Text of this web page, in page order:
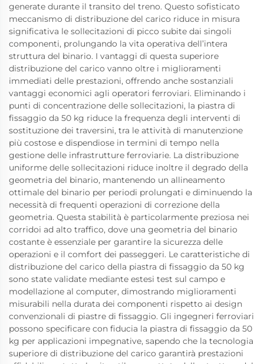
generate durante il transito del treno. Questo sofisticato
meccanismo di distribuzione del carico riduce in misura
significativa le sollecitazioni di picco subite dai singoli
componenti, prolungando la vita operativa dell’intera
struttura del binario. I vantaggi di questa superiore
distribuzione del carico vanno oltre i miglioramenti
immediati delle prestazioni, offrendo anche sostanziali
vantaggi economici agli operatori ferroviari. Eliminando i
punti di concentrazione delle sollecitazioni, la piastra di
fissaggio da 50 kg riduce la frequenza degli interventi di
sostituzione dei traversini, tra le attività di manutenzione
più costose e dispendiose in termini di tempo nella
gestione delle infrastrutture ferroviarie. La distribuzione
uniforme delle sollecitazioni riduce inoltre il degrado della
geometria del binario, mantenendo un allineamento
ottimale del binario per periodi prolungati e diminuendo la
necessità di frequenti operazioni di correzione della
geometria. Questa stabilità è particolarmente preziosa nei
corridoi ad alto traffico, dove una geometria del binario
costante è essenziale per garantire la sicurezza delle
operazioni e il comfort dei passeggeri. Le caratteristiche di
distribuzione del carico della piastra di fissaggio da 50 kg
sono state validate mediante estesi test sul campo e
modellazione al computer, dimostrando miglioramenti
misurabili nella durata dei componenti rispetto ai design
convenzionali di piastre di fissaggio. Gli ingegneri ferroviari
possono specificare con fiducia la piastra di fissaggio da 50
kg per applicazioni impegnative, sapendo che la tecnologia
superiore di distribuzione del carico garantirà prestazioni